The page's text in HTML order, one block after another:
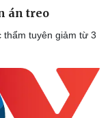
án treo
thẩm tuyên giảm từ 3